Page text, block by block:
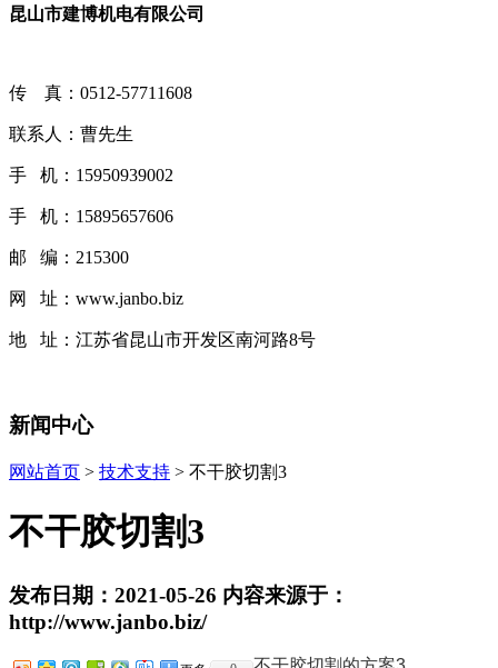
昆山市建博机电有限公司
传 真：0512-57711608
联系人：曹先生
手 机：15950939002
手 机：15895657606
邮 编：215300
网 址：www.janbo.biz
地 址：江苏省昆山市开发区南河路8号
新闻中心
网站首页 > 技术支持 > 不干胶切割3
不干胶切割3
发布日期：2021-05-26 内容来源于：
http://www.janbo.biz/